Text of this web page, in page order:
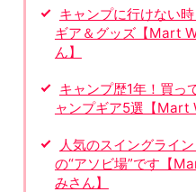
キャンプに行けない
ギア＆グッズ【Mart
ん】
キャンプ歴1年！買っ
ャンプギア5選【Mart
人気のスイングライ
の“アソビ場”です【
みさん】